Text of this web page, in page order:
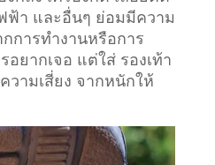
ฟ้า และอื่นๆ ย่อมมีความ
การทำงานหรือการ
อยากเจอ แต่ใส่ รองเท้า
ามเสี่ยง จากหนักให้